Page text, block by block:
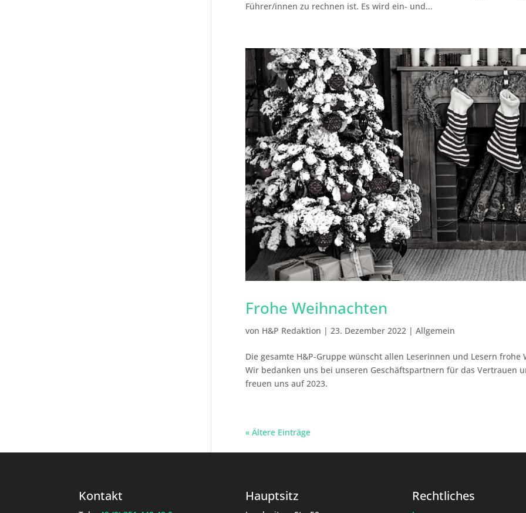
Führer/innen zu rechnen ist. Es wird ein- und...
Frohe Weihnachten
von H&P Redaktion | 23. Dezember 2022| Allgemein
Die gesamte H&P-Gruppe wünscht allen Leserinnen und Lesern
Wir bedanken uns bei unseren Geschäftspartnern für das Vertrauen
freuen uns auf 2023.
« Ältere Einträge
Kontakt Hauptsitz Rechtliches